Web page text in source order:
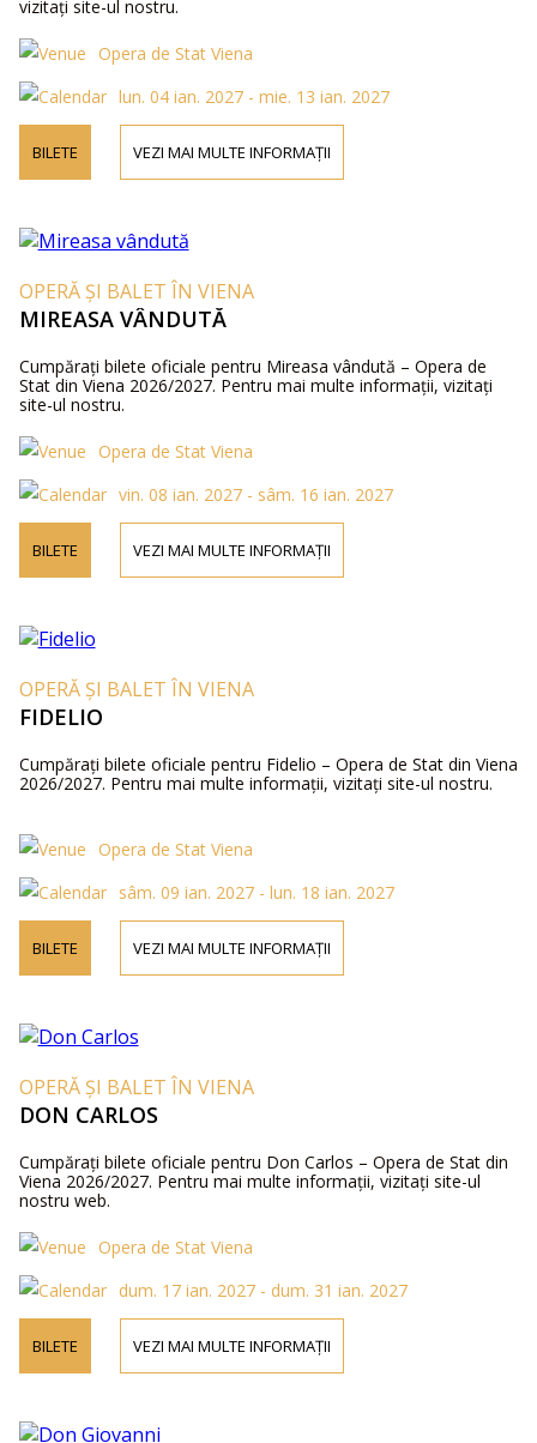
vizitați site-ul nostru.
Opera de Stat Viena
lun. 04 ian. 2027 - mie. 13 ian. 2027
BILETE VEZI MAI MULTE INFORMAȚII
OPERĂ ȘI BALET ÎN VIENA
MIREASA VÂNDUTĂ
Cumpărați bilete oficiale pentru Mireasa vândută – Opera de
Stat din Viena 2026/2027. Pentru mai multe informații, vizitați
site-ul nostru.
Opera de Stat Viena
vin. 08 ian. 2027 - sâm. 16 ian. 2027
BILETE VEZI MAI MULTE INFORMAȚII
OPERĂ ȘI BALET ÎN VIENA
FIDELIO
Cumpărați bilete oficiale pentru Fidelio – Opera de Stat din Viena
2026/2027. Pentru mai multe informații, vizitați site-ul nostru.
Opera de Stat Viena
sâm. 09 ian. 2027 - lun. 18 ian. 2027
BILETE VEZI MAI MULTE INFORMAȚII
OPERĂ ȘI BALET ÎN VIENA
DON CARLOS
Cumpărați bilete oficiale pentru Don Carlos – Opera de Stat din
Viena 2026/2027. Pentru mai multe informații, vizitați site-ul
nostru web.
Opera de Stat Viena
dum. 17 ian. 2027 - dum. 31 ian. 2027
BILETE VEZI MAI MULTE INFORMAȚII